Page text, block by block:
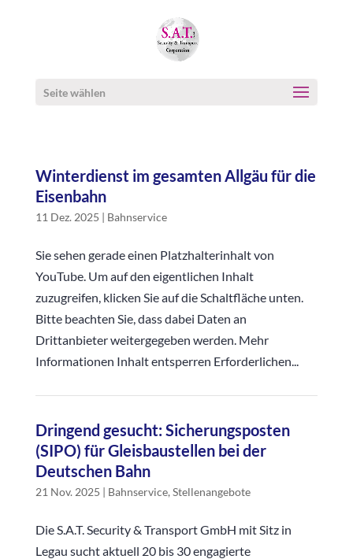
Seite wählen
Winterdienst im gesamten Allgäu für die
Eisenbahn
11 Dez. 2025 | Bahnservice
Sie sehen gerade einen Platzhalterinhalt von
YouTube. Um auf den eigentlichen Inhalt
zuzugreifen, klicken Sie auf die Schaltfläche unten.
Bitte beachten Sie, dass dabei Daten an
Drittanbieter weitergegeben werden. Mehr
Informationen Inhalt entsperren Erforderlichen...
Dringend gesucht: Sicherungsposten
(SIPO) für Gleisbaustellen bei der
Deutschen Bahn
21 Nov. 2025 | Bahnservice, Stellenangebote
Die S.A.T. Security & Transport GmbH mit Sitz in
Legau sucht aktuell 20 bis 30 engagierte